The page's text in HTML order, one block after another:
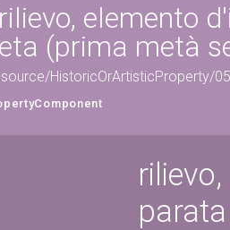
elemento
(prima metà
HistoricOrArtisticProperty/